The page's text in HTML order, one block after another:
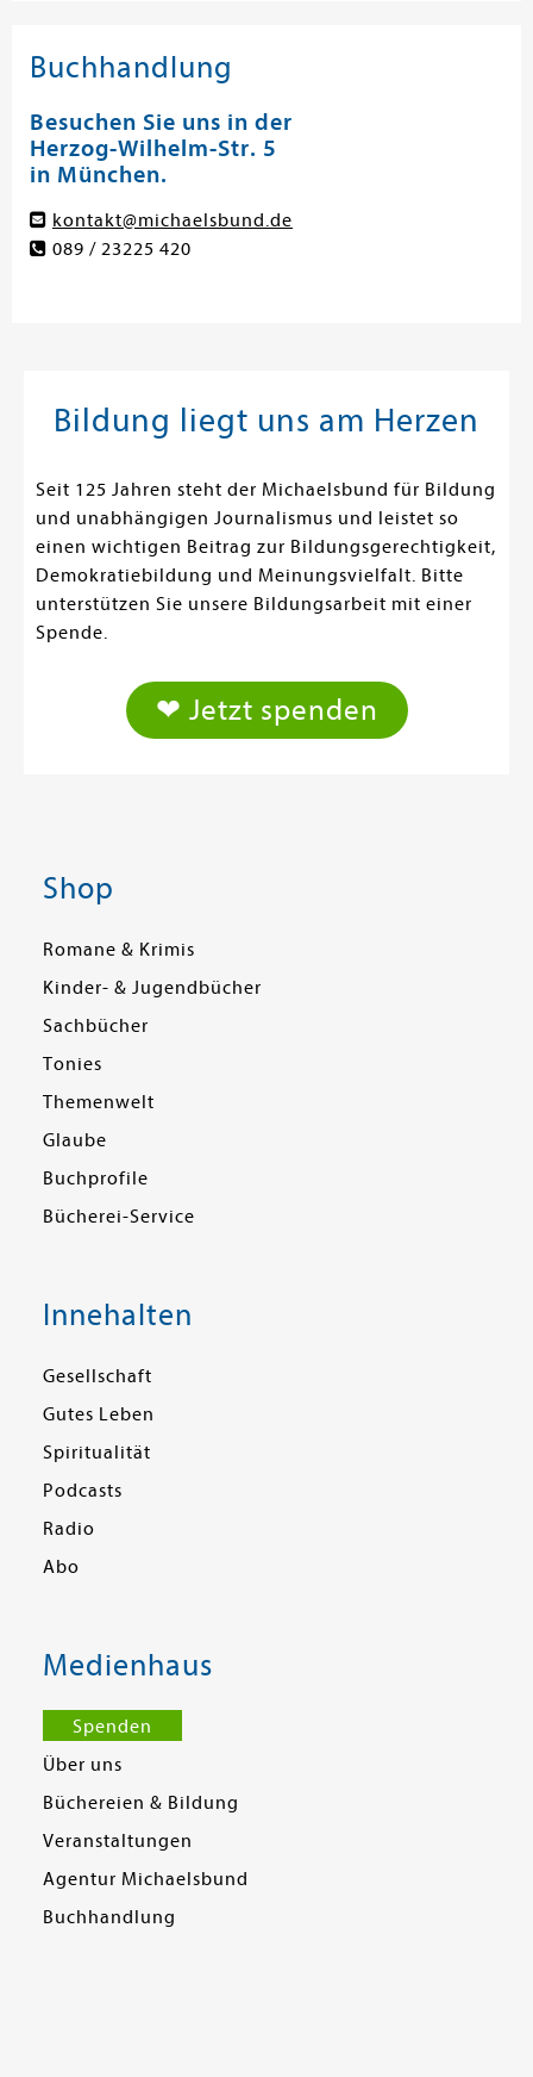
Buchhandlung
Besuchen Sie uns in der
Herzog-Wilhelm-Str. 5
in München.
kontakt@michaelsbund.de
089 / 23225 420
Bildung liegt uns am Herzen
Seit 125 Jahren steht der Michaelsbund für Bildung
und unabhängigen Journalismus und leistet so
einen wichtigen Beitrag zur Bildungsgerechtigkeit,
Demokratiebildung und Meinungsvielfalt. Bitte
unterstützen Sie unsere Bildungsarbeit mit einer
Spende.
❤ Jetzt spenden
Shop
Romane & Krimis
Kinder- & Jugendbücher
Sachbücher
Tonies
Themenwelt
Glaube
Buchprofile
Bücherei-Service
Innehalten
Gesellschaft
Gutes Leben
Spiritualität
Podcasts
Radio
Abo
Medienhaus
Spenden
Über uns
Büchereien & Bildung
Veranstaltungen
Agentur Michaelsbund
Buchhandlung